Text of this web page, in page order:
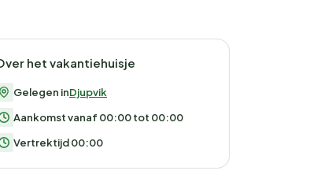
het vakantiehuisje
Gelegen inDjupvik
Aankomst vanaf 00:00 tot 00:00
Vertrektijd 00:00